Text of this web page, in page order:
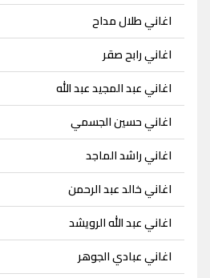
اغاني طلال مداح
اغاني رابح صقر
اغاني عبد المجيد عبد الله
اغاني حسين الجسمي
اغاني راشد الماجد
اغاني خالد عبد الرحمن
اغاني عبد الله الرويشد
اغاني عبادي الجوهر